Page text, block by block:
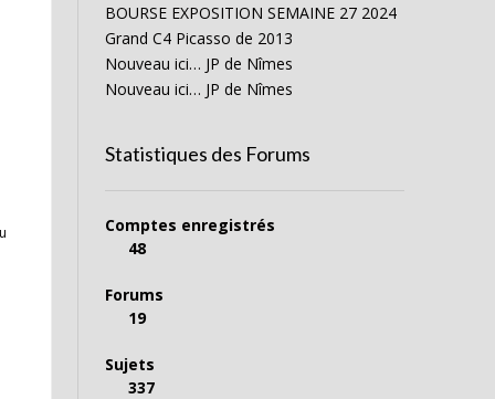
BOURSE EXPOSITION SEMAINE 27 2024
Grand C4 Picasso de 2013
Nouveau ici… JP de Nîmes
Nouveau ici… JP de Nîmes
Statistiques des Forums
Comptes enregistrés
48
Forums
19
Sujets
337